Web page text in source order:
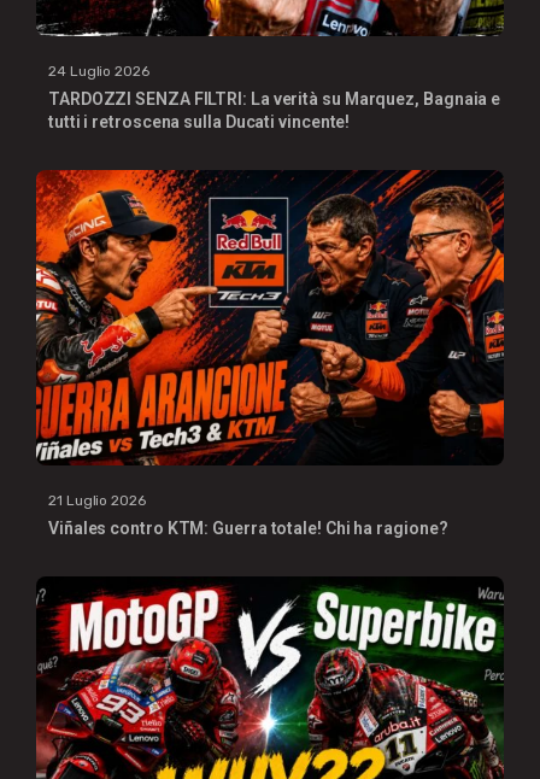
24 Luglio 2026
TARDOZZI SENZA FILTRI: La verità su Marquez, Bagnaia e
tutti i retroscena sulla Ducati vincente!
21 Luglio 2026
Viñales contro KTM: Guerra totale! Chi ha ragione?